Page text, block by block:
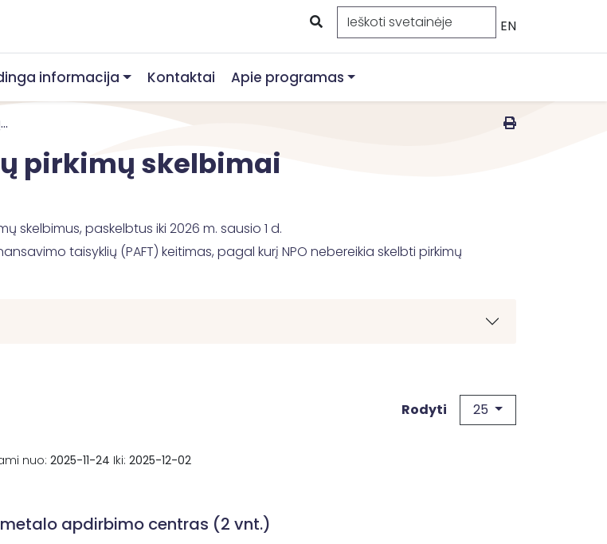
EN
informacija Kontaktai Apie programas
pirkimų skelbimai
skelbimus, paskelbtus iki 2026 m. sausio 1 d.
taisyklių (PAFT) keitimas, pagal kurį NPO nebereikia skelbti pirkimų
Rodyti 25
nuo: 2025-11-24 Iki: 2025-12-02
apdirbimo centras (2 vnt.)